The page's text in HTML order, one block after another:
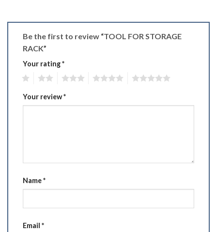
Be the first to review “TOOL FOR STORAGE
RACK”
Your rating*
Your review*
Name*
Email *